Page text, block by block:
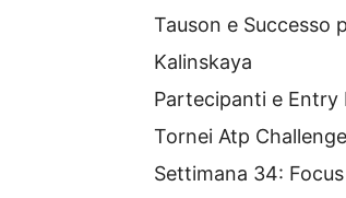
Tauson e Successo
Kalinskaya
Partecipanti e Entry
Tornei Atp
Settimana 34: Focus